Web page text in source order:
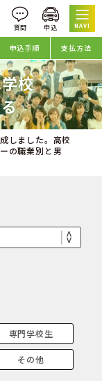
NAVI
申込手順 支払方法
校
しました。高校
の職業別と男
専門学校生
その他